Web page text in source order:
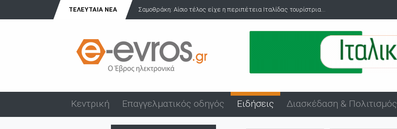
ΤΕΛΕΥΤΑΊΑ ΝΈΑ
Σαμοθράκη: Αίσιο τέλος είχε η περιπέτεια Ιταλίδας τουρίστρια... Πανήγυρη Αγίου Εύπλου στο λιμάνι της Αλεξανδρούπολης
Κεντρική Επαγγελματικός οδηγός Ειδήσεις Διασκέδαση & Πολιτισμός